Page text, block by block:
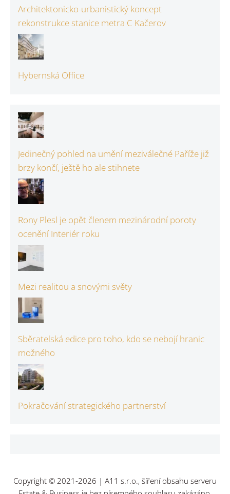
Architektonicko-urbanistický koncept
rekonstrukce stanice metra C Kačerov
Hybernská Office
Jedinečný pohled na umění meziválečné Paříže již
brzy končí, ještě ho ale stihnete
Rony Plesl je opět členem mezinárodní poroty
ocenění Interiér roku
Mezi realitou a snovými světy
Sběratelská edice pro toho, kdo se nebojí hranic
možného
Pokračování strategického partnerství
Copyright © 2021-2026 | A11 s.r.o., šíření obsahu serveru